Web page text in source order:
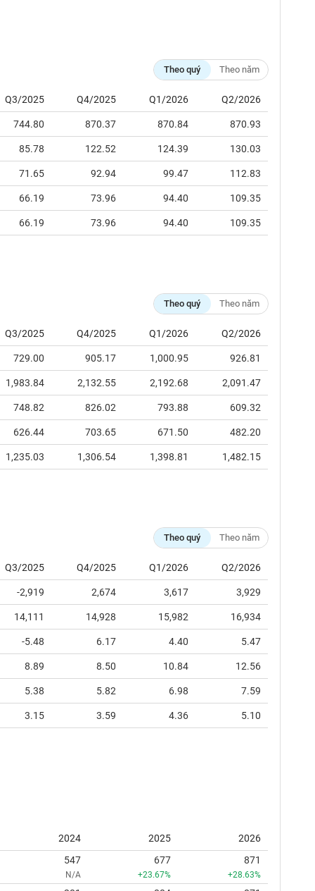
Theo quý Theo năm
Q3/2025 Q4/2025 Q1/2026 Q2/2026
744.80 870.37 870.84 870.93
85.78 122.52 124.39 130.03
71.65 92.94 99.47 112.83
66.19 73.96 94.40 109.35
66.19 73.96 94.40 109.35
Theo quý Theo năm
Q3/2025 Q4/2025 Q1/2026 Q2/2026
729.00 905.17 1,000.95 926.81
1,983.84 2,132.55 2,192.68 2,091.47
748.82 826.02 793.88 609.32
626.44 703.65 671.50 482.20
1,235.03 1,306.54 1,398.81 1,482.15
Theo quý Theo năm
Q3/2025 Q4/2025 Q1/2026 Q2/2026
-2,919 2,674 3,617 3,929
14,111 14,928 15,982 16,934
-5.48 6.17 4.40 5.47
8.89 8.50 10.84 12.56
5.38 5.82 6.98 7.59
3.15 3.59 4.36 5.10
2024 2025
2026
547
N/A
677
+23.67%
871
+28.63%